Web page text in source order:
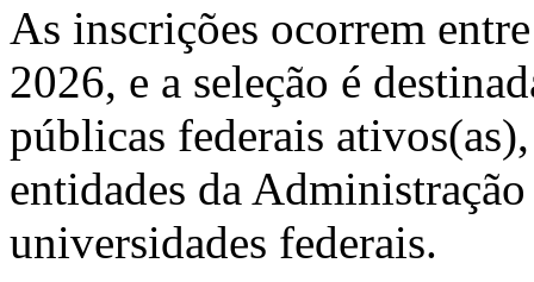
As inscrições ocorrem
2026, e a seleção é
públicas federais
entidades da
universidades federais.